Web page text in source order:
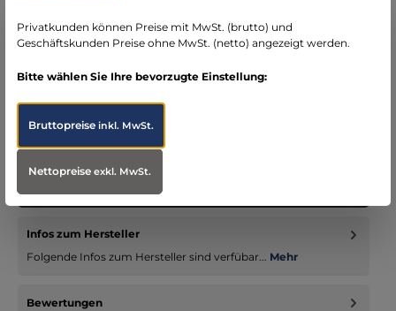
Bereich Notfallmedizin
Beschreibung
leichten und flexiblen Zweitrucksack für den Dienst oder die
Infos zum Hersteller
Folgende Infos zum Hersteller sind verfübar... Mehr
Bewertungen
Privatkunden können Preise mit MwSt. (brutto) und
Geschäftskunden Preise ohne MwSt. (netto) angezeigt werden.
Bitte wählen Sie Ihre bevorzugte Einstellung:
Bruttopreiseinkl. MwSt.
Nettopreiseexkl. MwSt.